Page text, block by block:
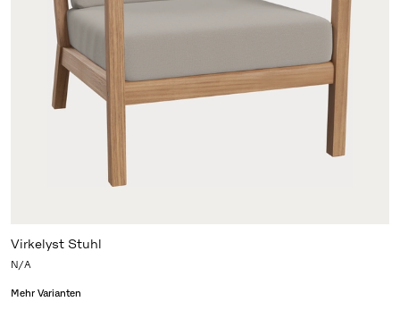
Virkelyst Stuhl
N/A
Mehr Varianten